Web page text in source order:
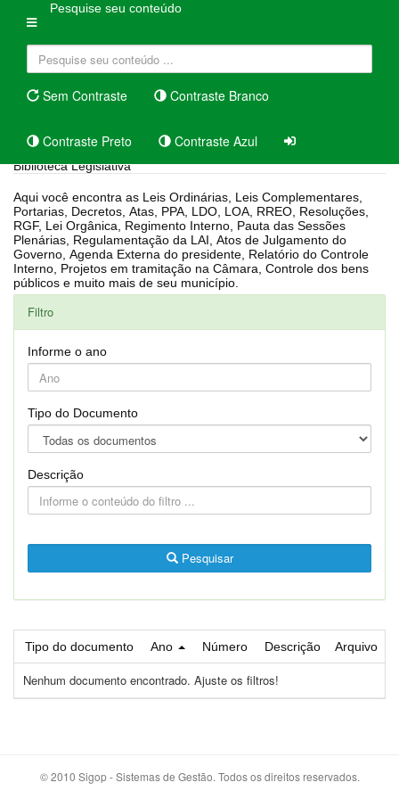
Pesquise seu conteúdo
Sem Contraste Contraste Branco
Contraste Preto Contraste Azul
Biblioteca Legislativa
Aqui você encontra as Leis Ordinárias, Leis Complementares,
Portarias, Decretos, Atas, PPA, LDO, LOA, RREO, Resoluções,
RGF, Lei Orgânica, Regimento Interno, Pauta das Sessões
Plenárias, Regulamentação da LAI, Atos de Julgamento do
Governo, Agenda Externa do presidente, Relatório do Controle
Interno, Projetos em tramitação na Câmara, Controle dos bens
públicos e muito mais de seu município.
Filtro
Informe o ano
Tipo do Documento
Descrição
Pesquisar
Tipo do documento Ano Número Descrição Arquivo
Nenhum documento encontrado. Ajuste os filtros!
© 2010 Sigop - Sistemas de Gestão. Todos os direitos reservados.